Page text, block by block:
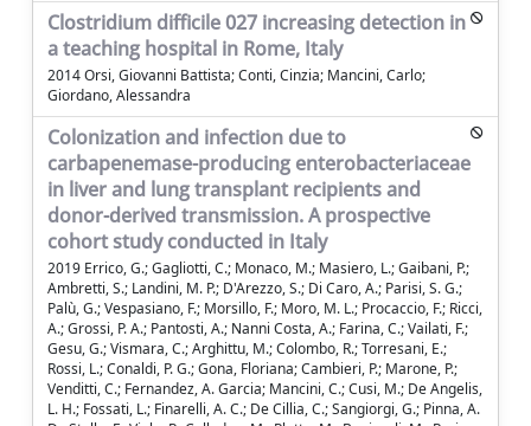
Clostridium difficile 027 increasing detection in
a teaching hospital in Rome, Italy
2014 Orsi, Giovanni Battista; Conti, Cinzia; Mancini, Carlo;
Giordano, Alessandra
Colonization and infection due to
carbapenemase-producing enterobacteriaceae
in liver and lung transplant recipients and
donor-derived transmission. A prospective
cohort study conducted in Italy
2019 Errico, G.; Gagliotti, C.; Monaco, M.; Masiero, L.; Gaibani, P.;
Ambretti, S.; Landini, M. P.; D'Arezzo, S.; Di Caro, A.; Parisi, S. G.;
Palù, G.; Vespasiano, F.; Morsillo, F.; Moro, M. L.; Procaccio, F.; Ricci,
A.; Grossi, P. A.; Pantosti, A.; Nanni Costa, A.; Farina, C.; Vailati, F.;
Gesu, G.; Vismara, C.; Arghittu, M.; Colombo, R.; Torresani, E.;
Rossi, L.; Conaldi, P. G.; Gona, Floriana; Cambieri, P.; Marone, P.;
Venditti, C.; Fernandez, A. Garcia; Mancini, C.; Cusi, M.; De Angelis,
L. H.; Fossati, L.; Finarelli, A. C.; De Cillia, C.; Sangiorgi, G.; Pinna, A.